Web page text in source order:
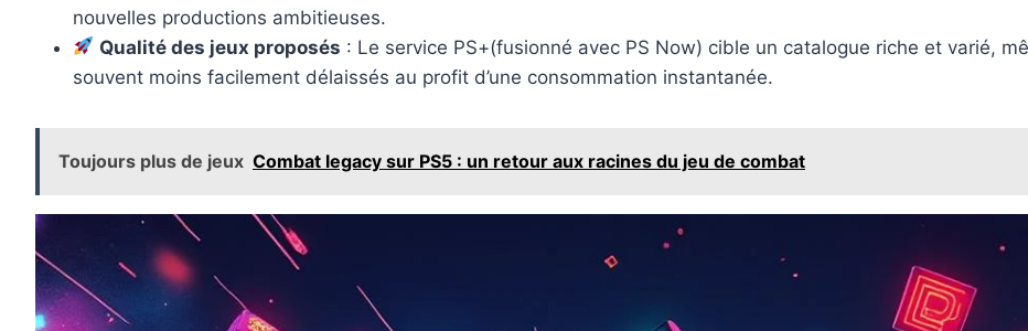
nouvelles productions ambitieuses.
Qualité des jeux proposés : Le service PS+(fusionné avec PS Now) cible un catalogue riche et varié,
souvent moins facilement délaissés au profit d’une consommation instantanée.
Toujours plus de jeux Combat legacy sur PS5 : un retour aux racines du jeu de combat